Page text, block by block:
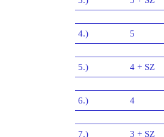
4.) 5
5.) 4 + SZ
6.) 4
7.) 3 + SZ